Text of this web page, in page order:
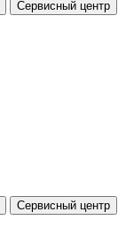
Сервисный центр
Сервисный центр